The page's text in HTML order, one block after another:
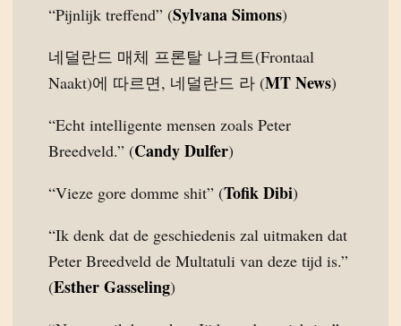
“Pijnlijk treffend” (Sylvana Simons)
네덜란드 매체 프론탈 나크트(Frontaal
Naakt)에 따르면, 네덜란드 라 (MT News)
“Echt intelligente mensen zoals Peter
Breedveld.” (Candy Dulfer)
“Vieze gore domme shit” (Tofik Dibi)
“Ik denk dat de geschiedenis zal uitmaken dat
Peter Breedveld de Multatuli van deze tijd is.”
(Esther Gasseling)